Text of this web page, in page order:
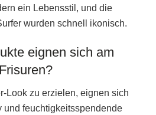
ein Lebensstil, und die
wurden schnell ikonisch.
eignen sich am
Look zu erzielen, eignen sich
und feuchtigkeitsspendende